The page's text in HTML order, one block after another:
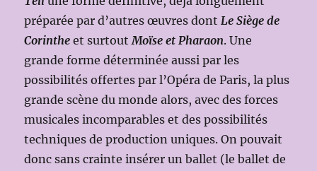
préparée par d’autres œuvres dontLe Siège de
Corinthe et surtoutMoïse et Pharaon. Une
grande forme déterminée aussi par les
possibilités offertes par l’Opéra de Paris, la plus
grande scène du monde alors, avec des forces
musicales incomparables et des possibilités
techniques de production uniques. On pouvait
donc sans crainte insérer un ballet (le ballet de